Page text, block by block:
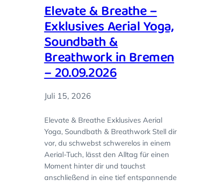
Elevate & Breathe –
Exklusives Aerial Yoga,
Soundbath &
Breathwork in Bremen
– 20.09.2026
Juli 15, 2026
Elevate & Breathe Exklusives Aerial
Yoga, Soundbath & Breathwork Stell dir
vor, du schwebst schwerelos in einem
Aerial-Tuch, lässt den Alltag für einen
Moment hinter dir und tauchst
anschließend in eine tief entspannende